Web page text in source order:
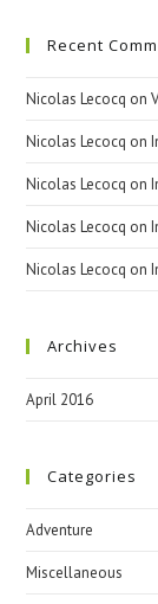
Recent
Nicolas Lecocq on
Nicolas Lecocq on
Nicolas Lecocq on
Nicolas Lecocq on
Nicolas Lecocq on
Archives
April 2016
Categories
Adventure
Miscellaneous